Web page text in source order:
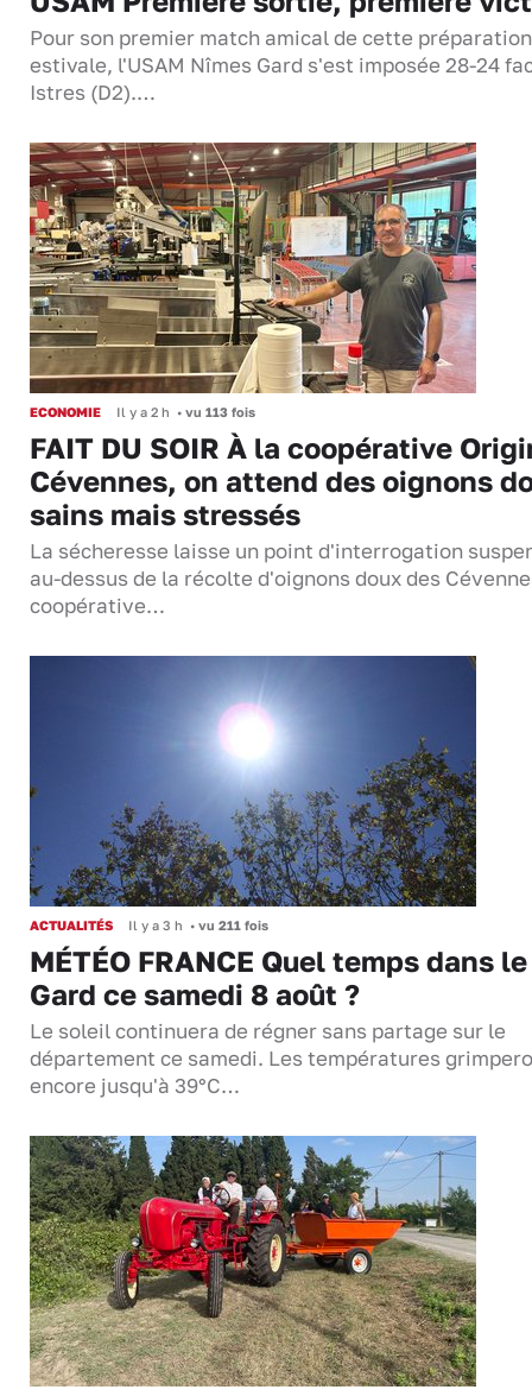
Pour son premier match amical de cette préparation
estivale, l'USAM Nîmes Gard s'est imposée 28-24
Istres (D2).…
ECONOMIE Il y a 2 h • vu 113 fois
FAIT DU SOIR À la coopérative
Cévennes, on attend des oignons
sains mais stressés
La sécheresse laisse un point d'interrogation
au-dessus de la récolte d'oignons doux des
coopérative…
ACTUALITÉS Il y a 3 h • vu 211 fois
MÉTÉO FRANCE Quel temps dans le
Gard ce samedi 8 août ?
Le soleil continuera de régner sans partage sur le
département ce samedi. Les températures
encore jusqu'à 39°C…